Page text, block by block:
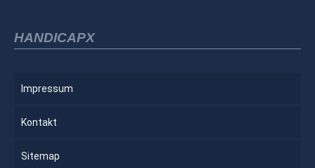
HANDICAPX
Impressum
Kontakt
Sitemap